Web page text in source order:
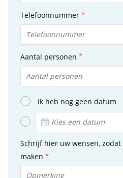
Telefoonnummer
Aantal personen
ik heb nog geen datum
Schrijf hier uw wensen,
maken